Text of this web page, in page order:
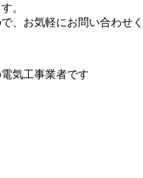
。
、お気軽にお問い合わせく
気工事業者です